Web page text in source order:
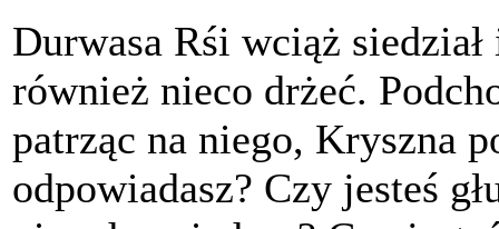
Durwasa Rśi wciąż siedział
również nieco drżeć.
patrząc na niego, Kryszna
odpowiadasz? Czy jesteś